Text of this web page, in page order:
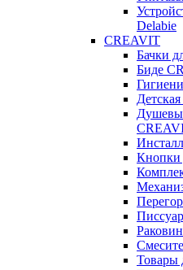
Delabie
CREAVIT
Бачки
Биде
Кнопки